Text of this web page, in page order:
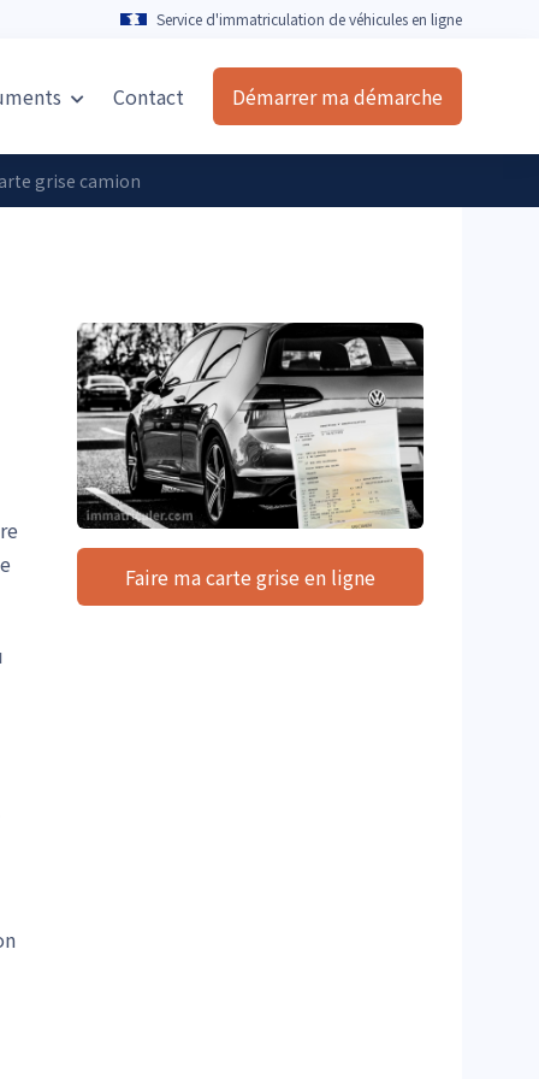
Service d'immatriculation de véhicules en ligne
Contact Démarrer ma démarche
grise camion
Faire ma carte grise en ligne